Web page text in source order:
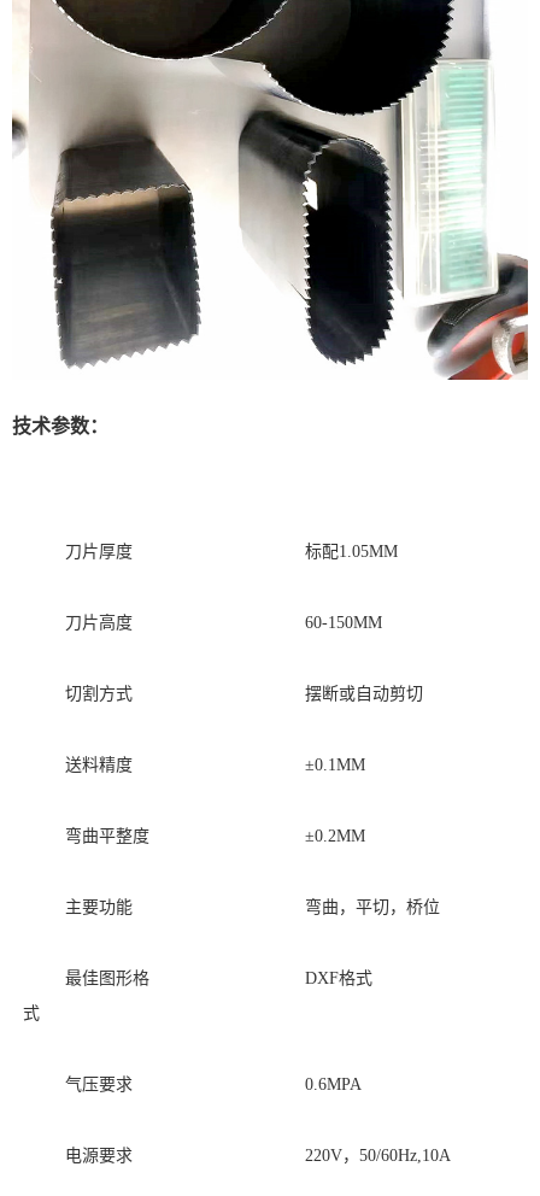
技术参数：
刀片厚度 标配1.05MM
刀片高度 60-150MM
切割方式 摆断或自动剪切
送料精度 ±0. 1MM
弯曲平整度 ±0.2MM
主要功能 弯曲，平切，桥位
最佳图形格
式
DXF格式
气压要求 0.6MPA
电源要求 220V，50/60Hz ,10A